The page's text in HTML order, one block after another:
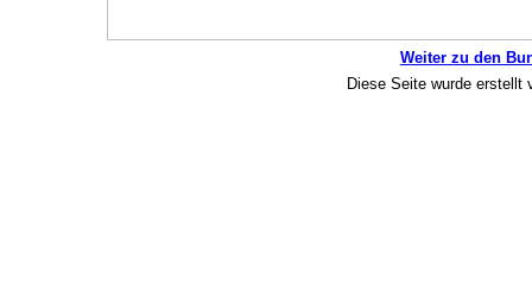
Weiter zu den
Diese Seite wurde erstellt